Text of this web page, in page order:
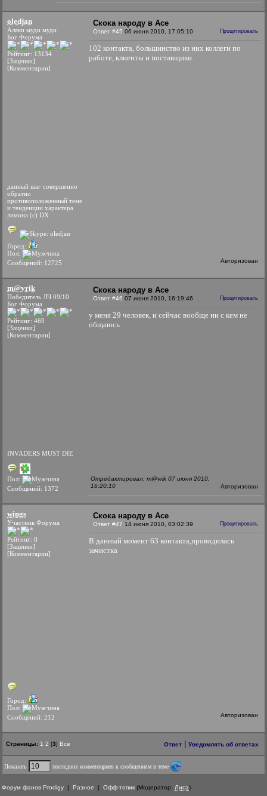
oledjan
Аляки муди муди
Бог Форума
Рейтинг: 13134
[Заценки]
[Комментарии]
данный шаг совершенно
обратно
противоположенный теме
и тенденции характера
лимона (с) DX
Город:
Пол:
Сообщений: 12725
Скока народу в Асе
Ответ #45 06 июня 2010, 17:05:10 Процитировать
102 контакта, большинство из них коллеги по
работе, клиенты и поставщики.
Авторизован
m@vrik
Победитель ЛЧ 09/10
Бог Форума
Рейтинг: 469
[Заценки]
[Комментарии]
INVADERS MUST DIE
Пол:
Сообщений: 1372
Скока народу в Асе
Ответ #46 07 июня 2010, 16:19:46 Процитировать
у меня 29 человек, и сейчас вообще ни с кем не
общаюсь
Отредактировал: m@vrik 07 июня 2010,
16:20:10
Авторизован
wings
Участник Форума
Рейтинг: 8
[Заценки]
[Комментарии]
Город:
Пол:
Сообщений: 212
Скока народу в Асе
Ответ #47 14 июня 2010, 03:02:39 Процитировать
В данный момент 63 контакта,проводилась
зачистка
Авторизован
Страницы: 1 2 [3] Все Ответ Уведомлять об ответах
Показать последних комментариев к сообщениям в теме
Форум фанов Prodigy | Разное | Офф-топик (Модератор: Лиса)